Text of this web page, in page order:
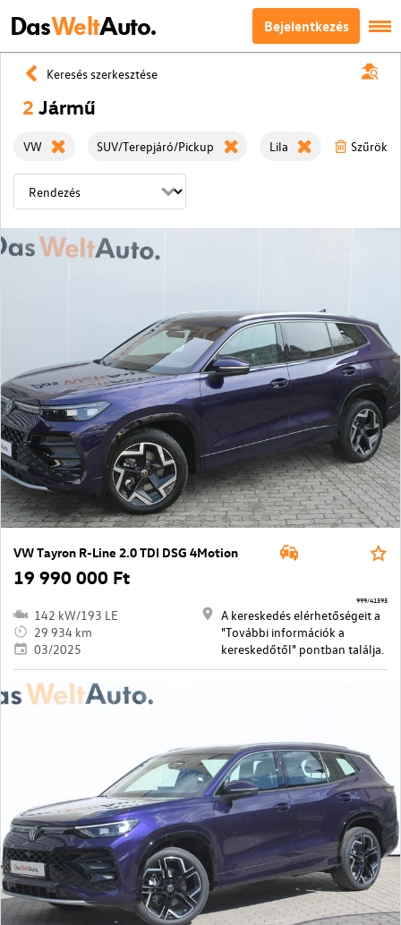
DasWeltAuto. Bejelentkezés
Keresés szerkesztése
2 Jármű
VW SUV/Terepjáró/Pickup Lila Szűrök
VW Tayron R-Line 2.0 TDI DSG 4Motion
19 990 000 Ft
142 kW/193 LE
29 934 km
03/2025
A kereskedés elérhetőségeit a
"További információk a
kereskedőtől" pontban találja.
999/41595